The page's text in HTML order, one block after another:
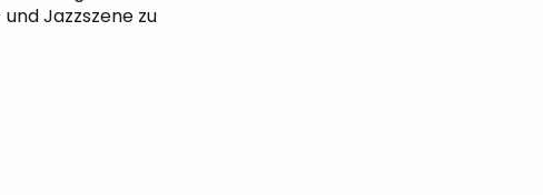
Jazzszene zu